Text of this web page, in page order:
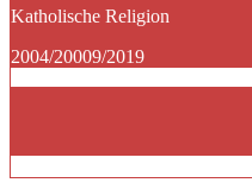
Katholische Religion
2004/20009/2019